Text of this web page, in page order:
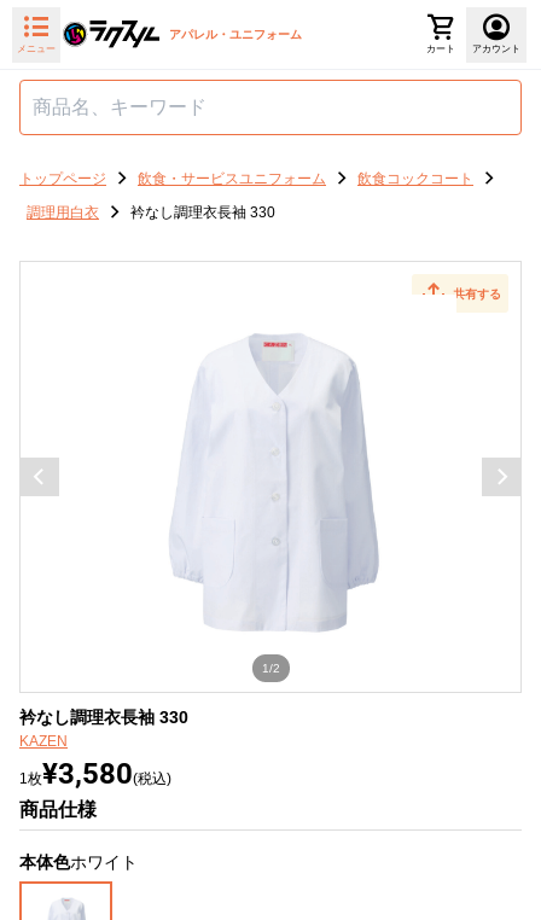
メニュー
アパレル・ユニフォーム
カート アカウント
トップページ 飲食・サービスユニフォーム
飲食コックコート
調理用白衣
衿なし調理衣長袖 330
共有する
1/2
衿なし調理衣長袖 330
KAZEN
1枚¥3,580(税込)
商品仕様
本体色ホワイト